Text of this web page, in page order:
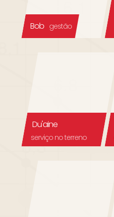
Bob gestão
Du'aine
serviço no terreno